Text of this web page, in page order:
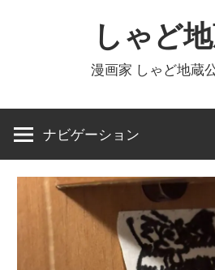
ツ
しゃど
漫画家 しゃど地蔵
ナビゲーション